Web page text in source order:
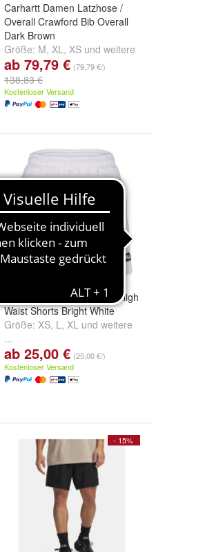
Carhartt Damen Latzhose /
Overall Crawford Bib Overall
Dark Brown
Größe: M, XL, XS und weitere
...
ab 79,79 € (79,79 €/)
138,83 €
Kostenloser Versand
Fila Damen Shorts Banaz High
Waist Shorts Bright White
Größe: XS, L, XL und weitere
...
ab 25,00 € (25,00 €/)
Kostenloser Versand
- 15%